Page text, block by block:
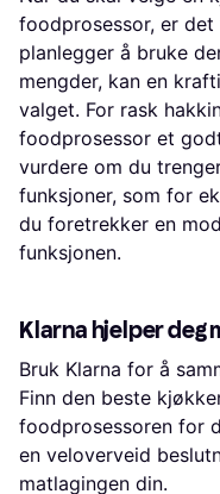
foodprosessor, er
planlegger å bruke
mengder, kan en
valget. For rask
foodprosessor et
vurdere om du
funksjoner, som for
du foretrekker en
funksjonen.
Klarna hjelper deg
Bruk Klarna for å
Finn den beste
foodprosessoren for
en veloverveid
matlagingen din.